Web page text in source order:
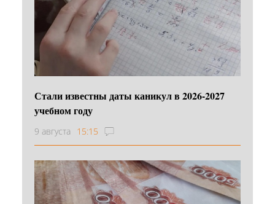
Стали известны даты каникул в 2026-2027
учебном году
9 августа 15:15